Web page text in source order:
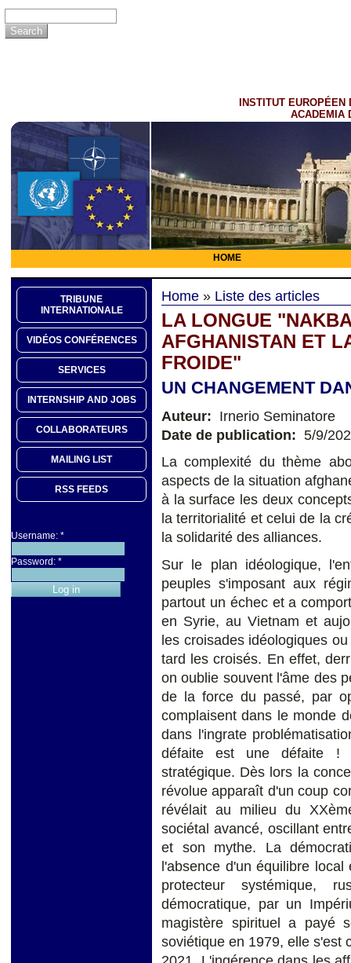
INSTITUT EUROPÉEN
ACADEMIA
HOME
TRIBUNE
INTERNATIONALE
VIDÉOS CONFÉRENCES
SERVICES
INTERNSHIP AND JOBS
COLLABORATEURS
MAILING LIST
RSS FEEDS
Username: *
Password: *
Home » Liste des articles
LA LONGUE
AFGHANISTAN ET
FROIDE"
UN CHANGEMENT
Auteur: Irnerio Seminatore
Date de publication: 5/9/
La complexité du thème
aspects de la situation
à la surface les deux
la territorialité et celui de la
la solidarité des alliances.
Sur le plan idéologique,
peuples s'imposant aux
partout un échec et a
en Syrie, au Vietnam et
les croisades idéologiques
tard les croisés. En effet,
on oublie souvent l'âme des
de la force du passé, par
complaisent dans le monde
dans l'ingrate
défaite est une défaite !
stratégique. Dès lors la
révolue apparaît d'un coup
révélait au milieu du
sociétal avancé, oscillant
et son mythe. La
l'absence d'un équilibre
protecteur systémique,
démocratique, par un
magistère spirituel a payé
soviétique en 1979, elle s'est